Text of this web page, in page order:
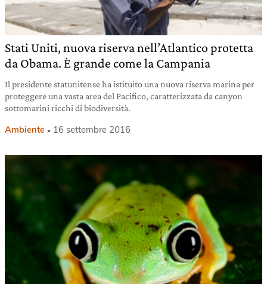
Stati Uniti, nuova riserva nell’Atlantico protetta
da Obama. È grande come la Campania
Il presidente statunitense ha istituito una nuova riserva marina per
proteggere una vasta area del Pacifico, caratterizzata da canyon
sottomarini ricchi di biodiversità.
Ambiente 16 settembre 2016